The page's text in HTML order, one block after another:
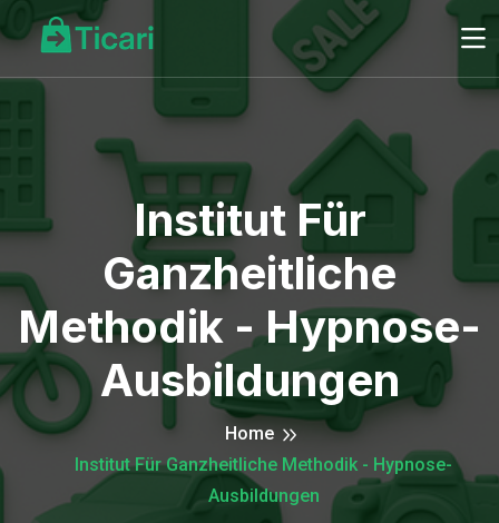
Institut Für
Ganzheitliche
Methodik - Hypnose-
Ausbildungen
Home
Institut Für Ganzheitliche Methodik - Hypnose-
Ausbildungen